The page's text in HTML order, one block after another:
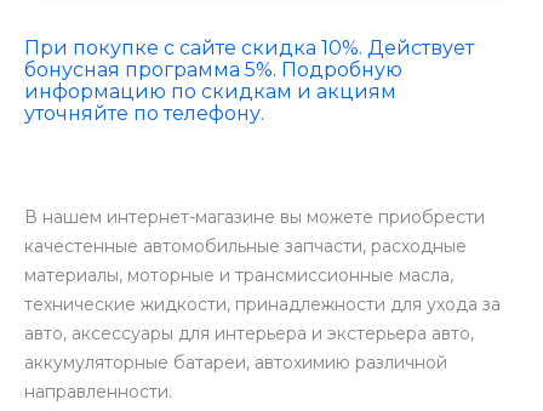
При покупке с сайте скидка 10%. Действует
бонусная программа 5%. Подробную
информацию по скидкам и акциям
уточняйте по телефону.
В нашем интернет-магазине вы можете приобрести
качестенные автомобильные запчасти, расходные
материалы, моторные и трансмиссионные масла,
технические жидкости, принадлежности для ухода за
авто, аксессуары для интерьера и экстерьера авто,
аккумуляторные батареи, автохимию различной
направленности.